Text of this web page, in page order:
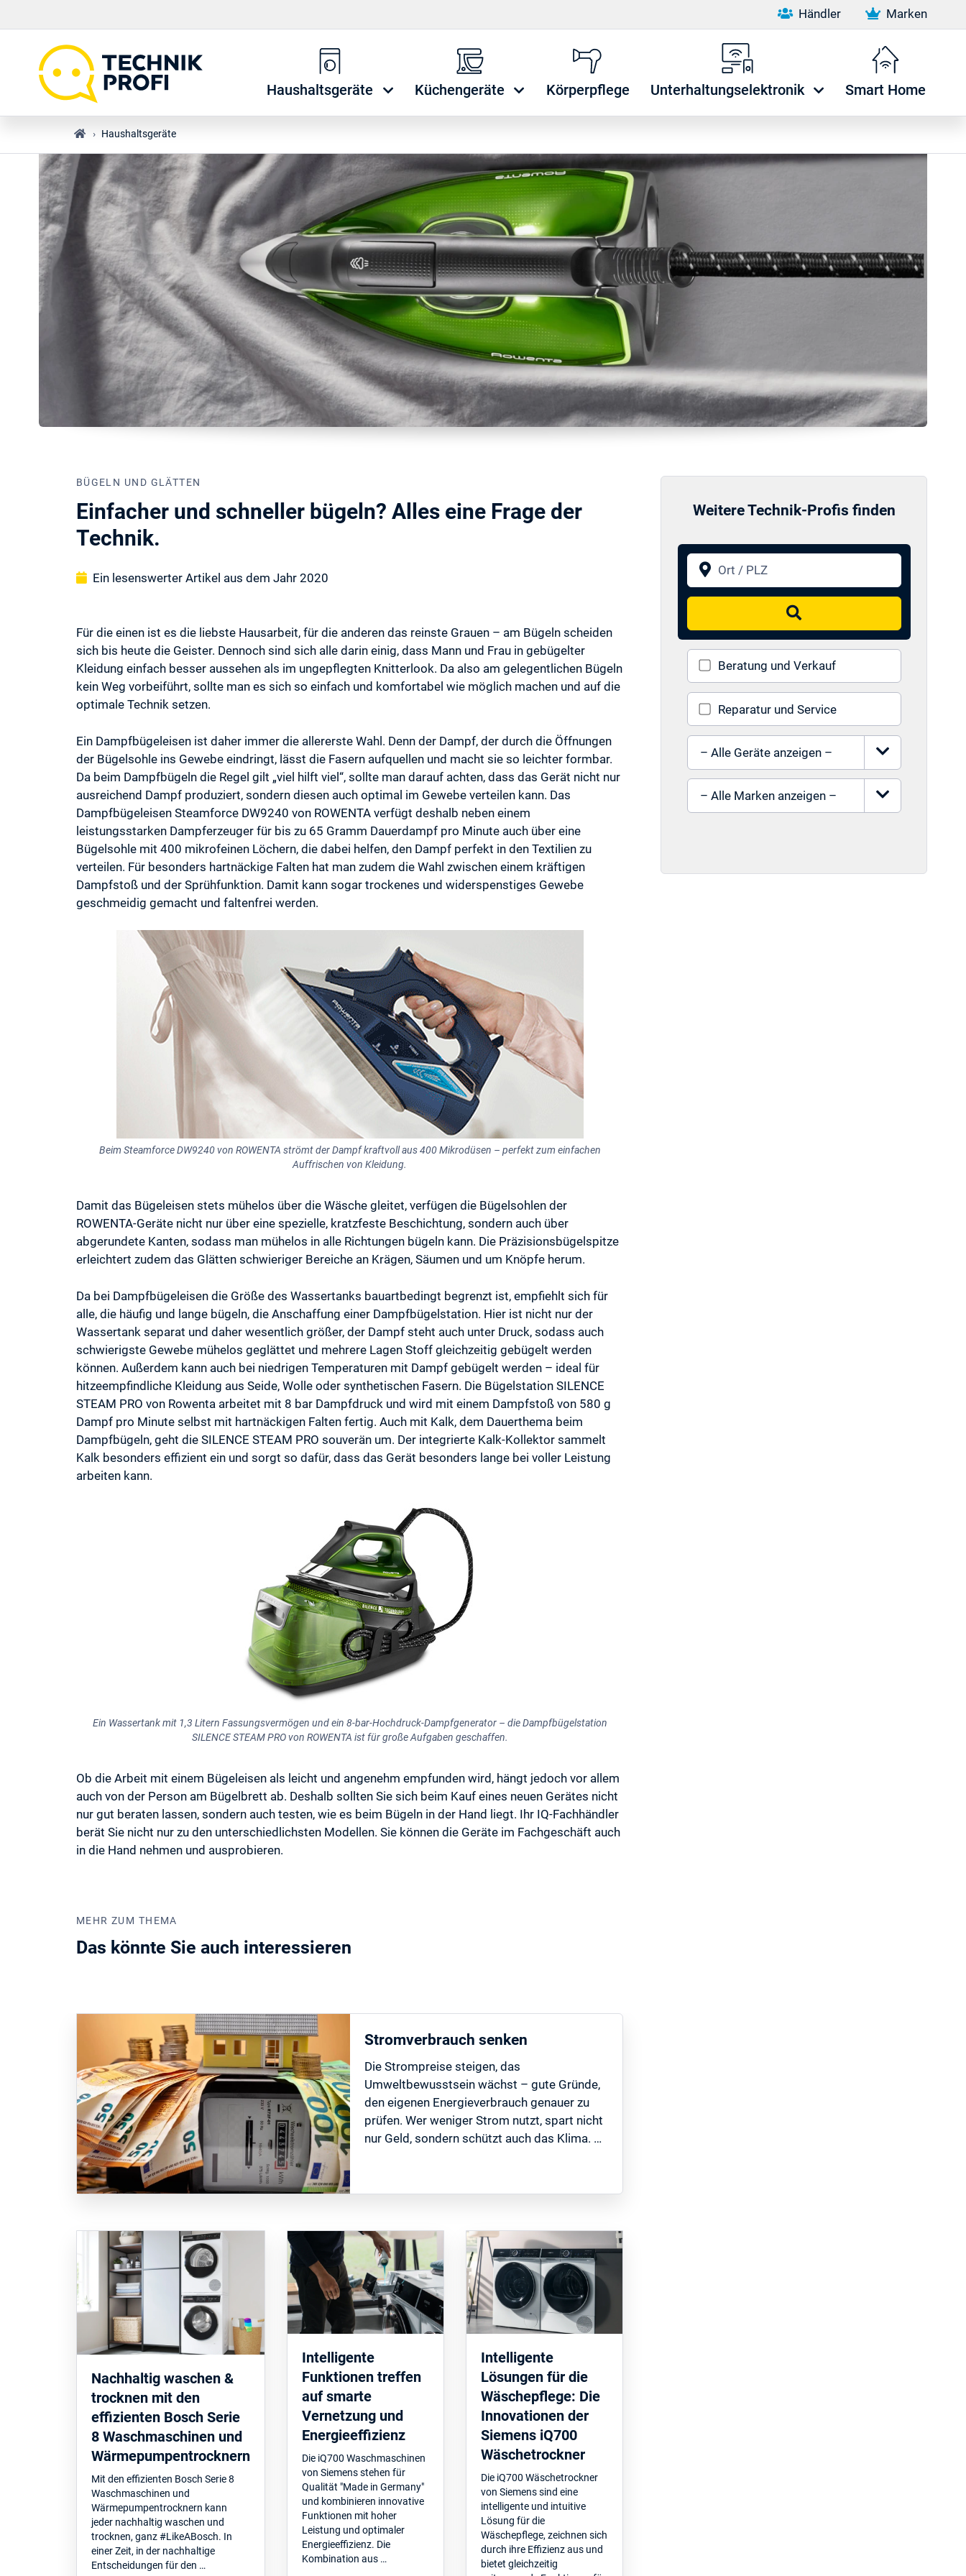
Händler Marken
Haushaltsgeräte Küchengeräte Körperpflege Unterhaltungselektronik Smart Home
› Haushaltsgeräte
BÜGELN UND GLÄTTEN
Einfacher und schneller bügeln? Alles eine Frage der
Technik.
Ein lesenswerter Artikel aus dem Jahr 2020
Für die einen ist es die liebste Hausarbeit, für die anderen das reinste Grauen – am Bügeln scheiden
sich bis heute die Geister. Dennoch sind sich alle darin einig, dass Mann und Frau in gebügelter
Kleidung einfach besser aussehen als im ungepflegten Knitterlook. Da also am gelegentlichen Bügeln
kein Weg vorbeiführt, sollte man es sich so einfach und komfortabel wie möglich machen und auf die
optimale Technik setzen.
Ein Dampfbügeleisen ist daher immer die allererste Wahl. Denn der Dampf, der durch die Öffnungen
der Bügelsohle ins Gewebe eindringt, lässt die Fasern aufquellen und macht sie so leichter formbar.
Da beim Dampfbügeln die Regel gilt „viel hilft viel“, sollte man darauf achten, dass das Gerät nicht nur
ausreichend Dampf produziert, sondern diesen auch optimal im Gewebe verteilen kann. Das
Dampfbügeleisen Steamforce DW9240 von ROWENTA verfügt deshalb neben einem
leistungsstarken Dampferzeuger für bis zu 65 Gramm Dauerdampf pro Minute auch über eine
Bügelsohle mit 400 mikrofeinen Löchern, die dabei helfen, den Dampf perfekt in den Textilien zu
verteilen. Für besonders hartnäckige Falten hat man zudem die Wahl zwischen einem kräftigen
Dampfstoß und der Sprühfunktion. Damit kann sogar trockenes und widerspenstiges Gewebe
geschmeidig gemacht und faltenfrei werden.
Beim Steamforce DW9240 von ROWENTA strömt der Dampf kraftvoll aus 400 Mikrodüsen – perfekt zum einfachen
Auffrischen von Kleidung.
Damit das Bügeleisen stets mühelos über die Wäsche gleitet, verfügen die Bügelsohlen der
ROWENTA-Geräte nicht nur über eine spezielle, kratzfeste Beschichtung, sondern auch über
abgerundete Kanten, sodass man mühelos in alle Richtungen bügeln kann. Die Präzisionsbügelspitze
erleichtert zudem das Glätten schwieriger Bereiche an Krägen, Säumen und um Knöpfe herum.
Da bei Dampfbügeleisen die Größe des Wassertanks bauartbedingt begrenzt ist, empfiehlt sich für
alle, die häufig und lange bügeln, die Anschaffung einer Dampfbügelstation. Hier ist nicht nur der
Wassertank separat und daher wesentlich größer, der Dampf steht auch unter Druck, sodass auch
schwierigste Gewebe mühelos geglättet und mehrere Lagen Stoff gleichzeitig gebügelt werden
können. Außerdem kann auch bei niedrigen Temperaturen mit Dampf gebügelt werden – ideal für
hitzeempfindliche Kleidung aus Seide, Wolle oder synthetischen Fasern. Die Bügelstation SILENCE
STEAM PRO von Rowenta arbeitet mit 8 bar Dampfdruck und wird mit einem Dampfstoß von 580 g
Dampf pro Minute selbst mit hartnäckigen Falten fertig. Auch mit Kalk, dem Dauerthema beim
Dampfbügeln, geht die SILENCE STEAM PRO souverän um. Der integrierte Kalk-Kollektor sammelt
Kalk besonders effizient ein und sorgt so dafür, dass das Gerät besonders lange bei voller Leistung
arbeiten kann.
Ein Wassertank mit 1,3 Litern Fassungsvermögen und ein 8-bar-Hochdruck-Dampfgenerator – die Dampfbügelstation
SILENCE STEAM PRO von ROWENTA ist für große Aufgaben geschaffen.
Ob die Arbeit mit einem Bügeleisen als leicht und angenehm empfunden wird, hängt jedoch vor allem
auch von der Person am Bügelbrett ab. Deshalb sollten Sie sich beim Kauf eines neuen Gerätes nicht
nur gut beraten lassen, sondern auch testen, wie es beim Bügeln in der Hand liegt. Ihr IQ-Fachhändler
berät Sie nicht nur zu den unterschiedlichsten Modellen. Sie können die Geräte im Fachgeschäft auch
in die Hand nehmen und ausprobieren.
MEHR ZUM THEMA
Das könnte Sie auch interessieren
Stromverbrauch senken
Die Strompreise steigen, das
Umweltbewusstsein wächst – gute Gründe,
den eigenen Energieverbrauch genauer zu
prüfen. Wer weniger Strom nutzt, spart nicht
nur Geld, sondern schützt auch das Klima. …
Nachhaltig waschen &
trocknen mit den
effizienten Bosch Serie
8 Waschmaschinen und
Wärmepumpentrocknern
Mit den effizienten Bosch Serie 8
Waschmaschinen und
Wärmepumpentrocknern kann
jeder nachhaltig waschen und
trocknen, ganz #LikeABosch. In
einer Zeit, in der nachhaltige
Entscheidungen für den …
Intelligente
Funktionen treffen
auf smarte
Vernetzung und
Energieeffizienz
Die iQ700 Waschmaschinen
von Siemens stehen für
Qualität "Made in Germany"
und kombinieren innovative
Funktionen mit hoher
Leistung und optimaler
Energieeffizienz. Die
Kombination aus …
Intelligente
Lösungen für die
Wäschepflege: Die
Innovationen der
Siemens iQ700
Wäschetrockner
Die iQ700 Wäschetrockner
von Siemens sind eine
intelligente und intuitive
Lösung für die
Wäschepflege, zeichnen sich
durch ihre Effizienz aus und
bietet gleichzeitig
Weitere Technik-Profis finden
Ort / PLZ
Suchen
Beratung und Verkauf
Reparatur und Service
Gerät auswählen
Marke auswählen